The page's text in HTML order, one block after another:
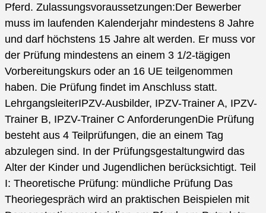
Pferd. Zulassungsvoraussetzungen:Der Bewerber
muss im laufenden Kalenderjahr mindestens 8 Jahre
und darf höchstens 15 Jahre alt werden. Er muss vor
der Prüfung mindestens an einem 3 1/2-tägigen
Vorbereitungskurs oder an 16 UE teilgenommen
haben. Die Prüfung findet im Anschluss statt.
LehrgangsleiterIPZV-Ausbilder, IPZV-Trainer A, IPZV-
Trainer B, IPZV-Trainer C AnforderungenDie Prüfung
besteht aus 4 Teilprüfungen, die an einem Tag
abzulegen sind. In der Prüfungsgestaltungwird das
Alter der Kinder und Jugendlichen berücksichtigt. Teil
I: Theoretische Prüfung: mündliche Prüfung Das
Theoriegespräch wird an praktischen Beispielen mit